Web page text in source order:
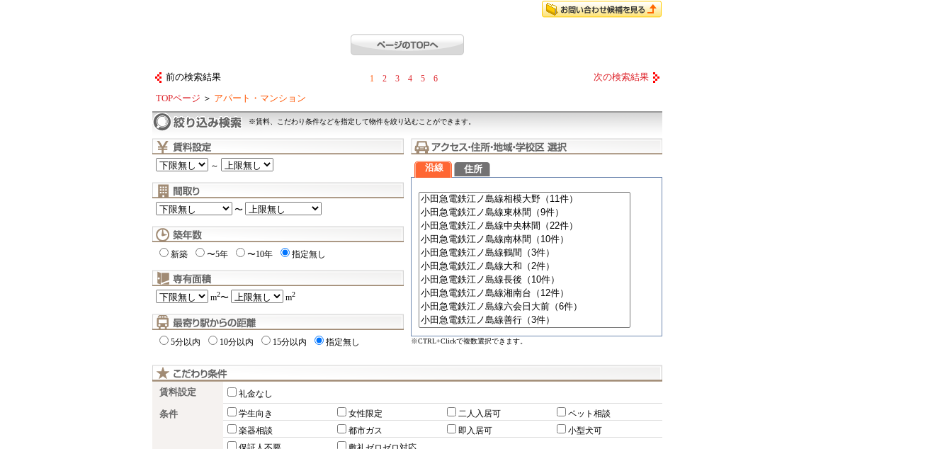
前の検索結果 1 2 3 4 5 6 次の検索結果
TOPページ ＞ アパート・マンション
※賃料、こだわり条件などを指定して物件を絞り込むことができます。
～
〜
新築 〜5年 〜10年 指定無し
m2〜 m2
5分以内 10分以内 15分以内 指定無し
沿線 住所
※CTRL+Clickで複数選択できます。
賃料設定 礼金なし
条件 学生向き 女性限定 二人入居可
ペット相談
楽器相談
都市ガス 即入居可
小型犬可